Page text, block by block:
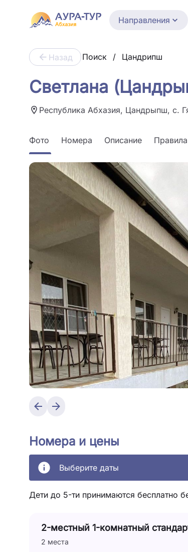
Направления
Назад Поиск / Цандрипш
Светлана
Республика Абхазия, Цандрыпш, с.
Фото Номера Описание Правила
Номера и цены
Выберите даты
Дети до 5-ти принимаются бесплатно
2-местный 1-комнатный
2 места